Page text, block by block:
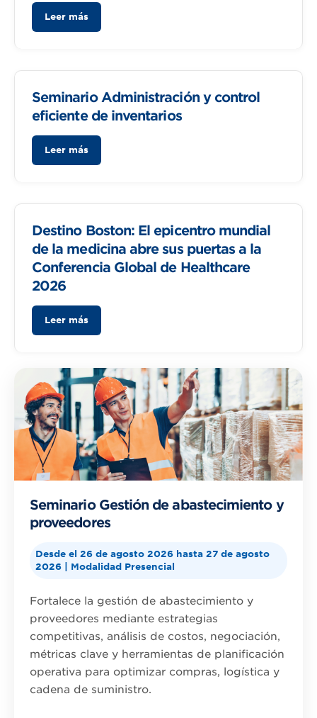
Leer más
Seminario Administración y control
eficiente de inventarios
Leer más
Destino Boston: El epicentro mundial
de la medicina abre sus puertas a la
Conferencia Global de Healthcare
2026
Leer más
Seminario Gestión de abastecimiento y
proveedores
Desde el 26 de agosto 2026 hasta 27 de agosto
2026 | Modalidad Presencial
Fortalece la gestión de abastecimiento y
proveedores mediante estrategias
competitivas, análisis de costos, negociación,
métricas clave y herramientas de planificación
operativa para optimizar compras, logística y
cadena de suministro.